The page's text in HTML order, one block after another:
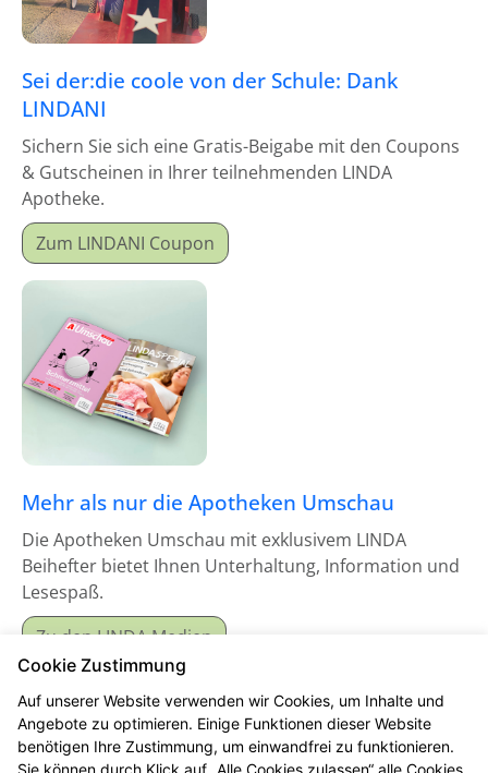
Sei der:die coole von der Schule: Dank
LINDANI
Sichern Sie sich eine Gratis-Beigabe mit den Coupons
& Gutscheinen in Ihrer teilnehmenden LINDA
Apotheke.
Zum LINDANI Coupon
Mehr als nur die Apotheken Umschau
Die Apotheken Umschau mit exklusivem LINDA
Beihefter bietet Ihnen Unterhaltung, Information und
Lesespaß.
Zu den LINDA Medien
Cookie Zustimmung
Auf unserer Website verwenden wir Cookies, um Inhalte und
Angebote zu optimieren. Einige Funktionen dieser Website
benötigen Ihre Zustimmung, um einwandfrei zu funktionieren.
Sie können durch Klick auf „Alle Cookies zulassen“ alle Cookies